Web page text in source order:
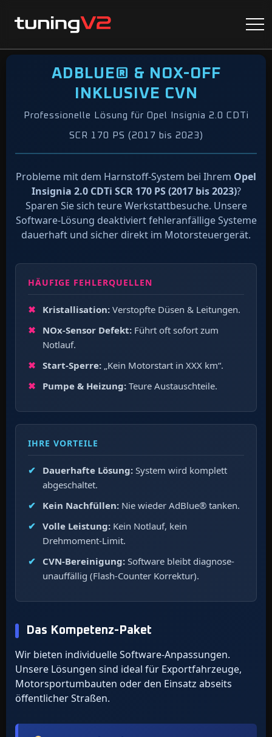
ADBLUE® & NOX-OFF
INKLUSIVE CVN
Professionelle Lösung für Opel Insignia 2.0 CDTi
SCR 170 PS (2017 bis 2023)
Probleme mit dem Harnstoff-System bei Ihrem Opel
Insignia 2.0 CDTi SCR 170 PS (2017 bis 2023)?
Sparen Sie sich teure Werkstattbesuche. Unsere
Software-Lösung deaktiviert fehleranfällige Systeme
dauerhaft und sicher direkt im Motorsteuergerät.
HÄUFIGE FEHLERQUELLEN
Kristallisation: Verstopfte Düsen & Leitungen.
NOx-Sensor Defekt: Führt oft sofort zum
Notlauf.
Start-Sperre: „Kein Motorstart in XXX km“.
Pumpe & Heizung: Teure Austauschteile.
IHRE VORTEILE
Dauerhafte Lösung: System wird komplett
abgeschaltet.
Kein Nachfüllen: Nie wieder AdBlue® tanken.
Volle Leistung: Kein Notlauf, kein
Drehmoment-Limit.
CVN-Bereinigung: Software bleibt diagnose-
unauffällig (Flash-Counter Korrektur).
Das Kompetenz-Paket
Wir bieten individuelle Software-Anpassungen.
Unsere Lösungen sind ideal für Exportfahrzeuge,
Motorsportumbauten oder den Einsatz abseits
öffentlicher Straßen.